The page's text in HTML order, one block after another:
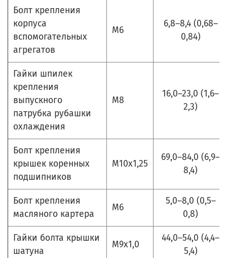
Болт крепления
корпуса
вспомогательных
агрегатов
М6
6,8–8,4 (0,68–
0,84)
Гайки шпилек
крепления
выпускного
патрубка рубашки
охлаждения
М8
16,0–23,0 (1,6–
2,3)
Болт крепления
крышек коренных
подшипников
М10х1,25
69,0–84,0 (6,9–
8,4)
Болт крепления
масляного картера
М6
5,0–8,0 (0,5–
0,8)
Гайки болта крышки
шатуна
М9х1,0
44,0–54,0 (4,4–
5,4)